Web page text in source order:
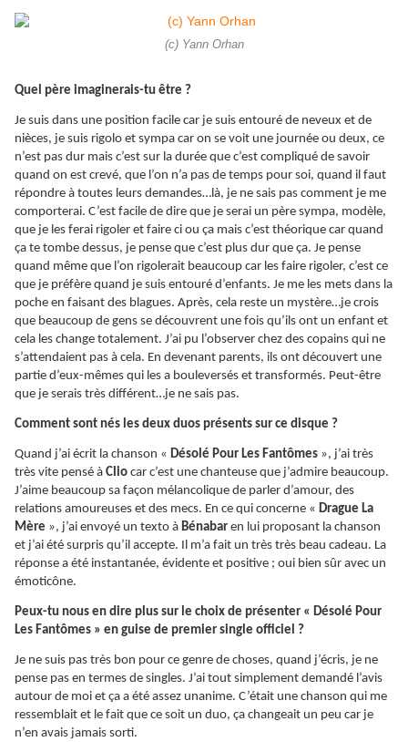
(c) Yann Orhan
Quel père imaginerais-tu être ?
Je suis dans une position facile car je suis entouré de neveux et de
nièces, je suis rigolo et sympa car on se voit une journée ou deux, ce
n’est pas dur mais c’est sur la durée que c’est compliqué de savoir
quand on est crevé, que l’on n’a pas de temps pour soi, quand il faut
répondre à toutes leurs demandes…là, je ne sais pas comment je me
comporterai. C’est facile de dire que je serai un père sympa, modèle,
que je les ferai rigoler et faire ci ou ça mais c’est théorique car quand
ça te tombe dessus, je pense que c’est plus dur que ça. Je pense
quand même que l’on rigolerait beaucoup car les faire rigoler, c’est ce
que je préfère quand je suis entouré d’enfants. Je me les mets dans la
poche en faisant des blagues. Après, cela reste un mystère…je crois
que beaucoup de gens se découvrent une fois qu’ils ont un enfant et
cela les change totalement. J’ai pu l’observer chez des copains qui ne
s’attendaient pas à cela. En devenant parents, ils ont découvert une
partie d’eux-mêmes qui les a bouleversés et transformés. Peut-être
que je serais très différent…je ne sais pas.
Comment sont nés les deux duos présents sur ce disque ?
Quand j’ai écrit la chanson « Désolé Pour Les Fantômes », j’ai très
très vite pensé à Clio car c’est une chanteuse que j’admire beaucoup.
J’aime beaucoup sa façon mélancolique de parler d’amour, des
relations amoureuses et des mecs. En ce qui concerne « Drague La
Mère », j’ai envoyé un texto à Bénabar en lui proposant la chanson
et j’ai été surpris qu’il accepte. Il m’a fait un très très beau cadeau. La
réponse a été instantanée, évidente et positive ; oui bien sûr avec un
émoticône.
Peux-tu nous en dire plus sur le choix de présenter « Désolé Pour
Les Fantômes » en guise de premier single officiel ?
Je ne suis pas très bon pour ce genre de choses, quand j’écris, je ne
pense pas en termes de singles. J’ai tout simplement demandé l’avis
autour de moi et ça a été assez unanime. C’était une chanson qui me
ressemblait et le fait que ce soit un duo, ça changeait un peu car je
n’en avais jamais sorti.